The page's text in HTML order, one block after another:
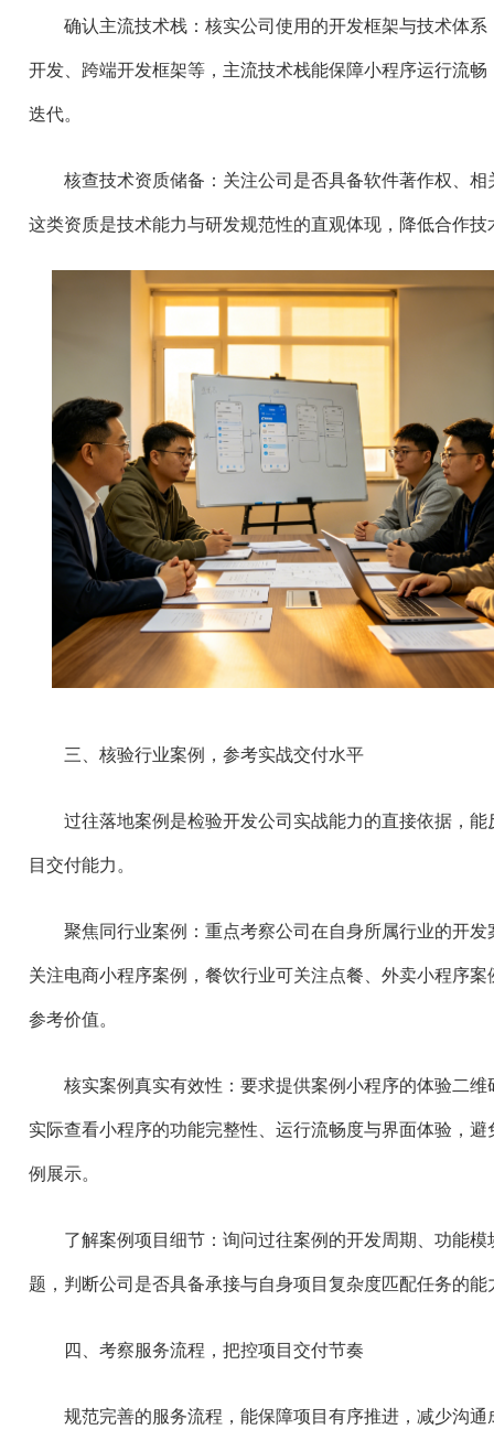
确认主流技术栈：核实公司使用的开发框架与技术体系
开发、跨端开发框架等，主流技术栈能保障小程序运行流
迭代。
核查技术资质储备：关注公司是否具备软件著作权、相
这类资质是技术能力与研发规范性的直观体现，降低合作技
三、核验行业案例，参考实战交付水平
过往落地案例是检验开发公司实战能力的直接依据，能
目交付能力。
聚焦同行业案例：重点考察公司在自身所属行业的开发
关注电商小程序案例，餐饮行业可关注点餐、外卖小程序
参考价值。
核实案例真实有效性：要求提供案例小程序的体验二维
实际查看小程序的功能完整性、运行流畅度与界面体验，
例展示。
了解案例项目细节：询问过往案例的开发周期、功能模
题，判断公司是否具备承接与自身项目复杂度匹配任务的能
四、考察服务流程，把控项目交付节奏
规范完善的服务流程，能保障项目有序推进，减少沟通